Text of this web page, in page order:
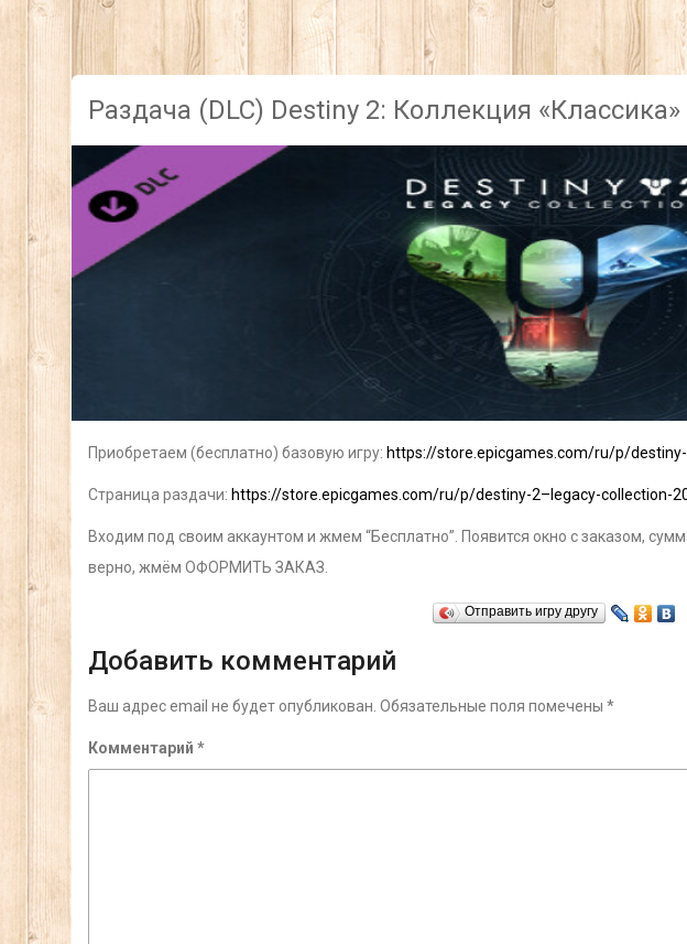
Раздача (DLC) Destiny 2: Коллекция
Приобретаем (бесплатно) базовую игру:https://store.epicgames.com/ru/p/
Страница раздачи:https://store.epicgames.com/ru/p/destiny-2–legacy-collection-
Входим под своим аккаунтом и жмем “Бесплатно”. Появится окно с заказом,
верно, жмём ОФОРМИТЬ ЗАКАЗ.
Отправить игру другу
Добавить комментарий
Ваш адрес email не будет опубликован. Обязательные поля помечены*
Комментарий*